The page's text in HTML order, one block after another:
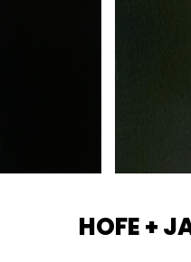
HOFE +